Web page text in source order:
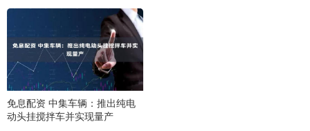
免息配资 中集车辆：推出纯电
动头挂搅拌车并实现量产